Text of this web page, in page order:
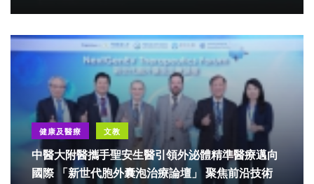
健康及醫療 文教
中醫大附醫攜手聖安生醫引領外泌體精準醫療邁向
國際 「新世代胞外囊泡治療論壇」 聚焦前沿技術